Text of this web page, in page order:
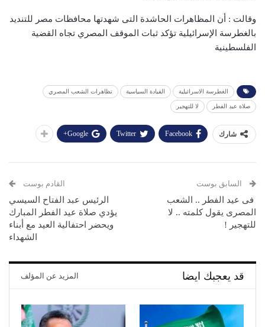
وقالت : أن المظاهرات الحاشدة التى شهدتها محافظات مصر للتنديد
بالغطرسة الإسرائيلية تؤكد ثبات الموقف المصري تجاه القضية
الفلسطينية
الغطرسة الاسرائيلية القيادة السياسية تظاهرات الشعب المصري
صلاة عيد الفطر لا للتهجير
شارك Facebook
Twitter
Google+
السابق بوست
فى عيد الفطر .. الشعب
المصرى يقول كلمته .. لا
للتهجير !
القادم بوست
الرئيس عبد الفتاح السيسي
يؤدي صلاة عيد الفطر المبارك
ويحضر احتفالية العيد مع أبناء
الشهداء
قد يعجبك ايضا المزيد عن المؤلف